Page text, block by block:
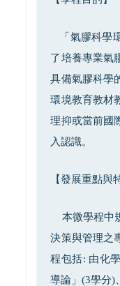
「氣膠科學
了培養專業氣
具備氣膠科學
環境教育教材
理抑或當前國
入認識。
【發展重點與
本微學程中
決策與管理之
程包括: 由化
導論」(3學分)